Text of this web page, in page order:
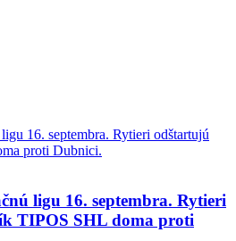
ligu 16. septembra. Rytieri
TIPOS SHL doma proti